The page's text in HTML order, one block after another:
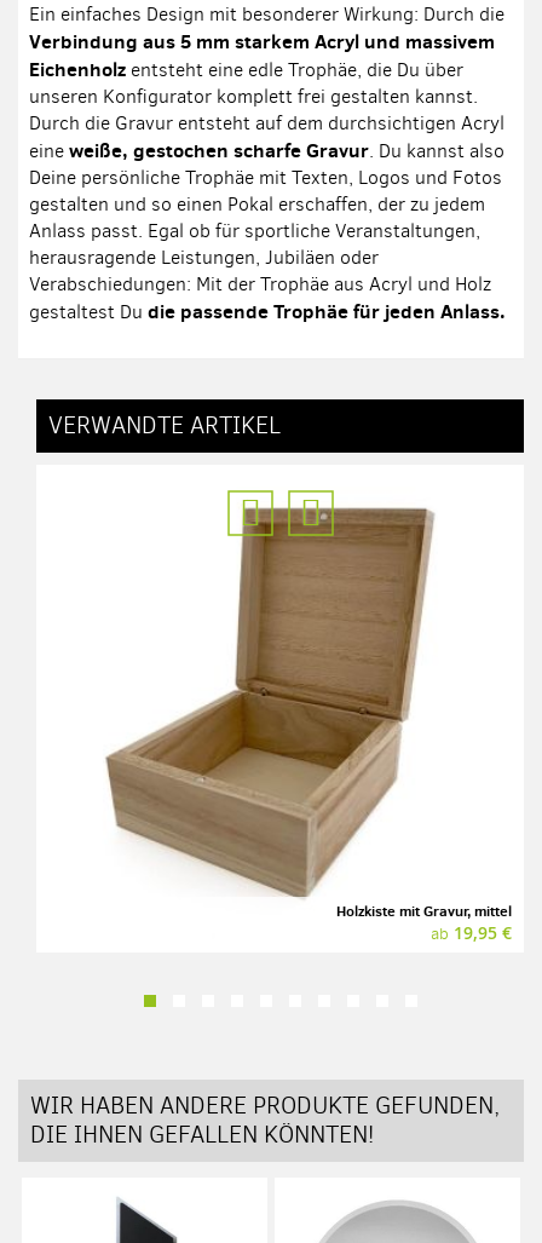
Ein einfaches Design mit besonderer Wirkung: Durch die
Verbindung aus 5 mm starkem Acryl und massivem
Eichenholz entsteht eine edle Trophäe, die Du über
unseren Konfigurator komplett frei gestalten kannst.
Durch die Gravur entsteht auf dem durchsichtigen Acryl
eineweiße, gestochen scharfe Gravur. Du kannst also
Deine persönliche Trophäe mit Texten, Logos und Fotos
gestalten und so einen Pokal erschaffen, der zu jedem
Anlass passt. Egal ob für sportliche Veranstaltungen,
herausragende Leistungen, Jubiläen oder
Verabschiedungen: Mit der Trophäe aus Acryl und Holz
gestaltest Du die passende Trophäe für jeden Anlass.
VERWANDTE ARTIKEL
Holzkiste mit Gravur, mittel
ab 19,95 €
WIR HABEN ANDERE PRODUKTE GEFUNDEN,
DIE IHNEN GEFALLEN KÖNNTEN!